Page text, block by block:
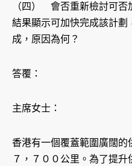
（四） 會否重新檢討可否
結果顯示可加快完成該計
成，原因為何？
答覆：
主席女士：
香港有一個覆蓋範圍廣闊
７，７００公里。為了提